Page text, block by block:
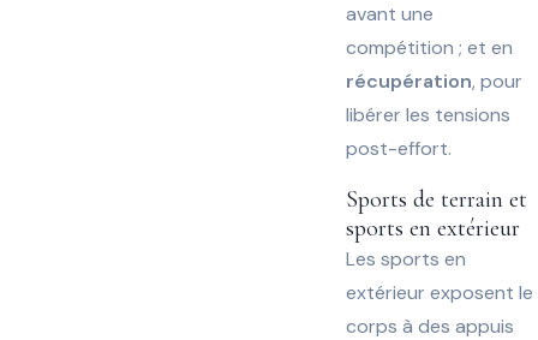
avant une
compétition ; et en
récupération, pour
libérer les tensions
post-effort.
Sports de terrain et
sports en extérieur
Les sports en
extérieur exposent le
corps à des appuis